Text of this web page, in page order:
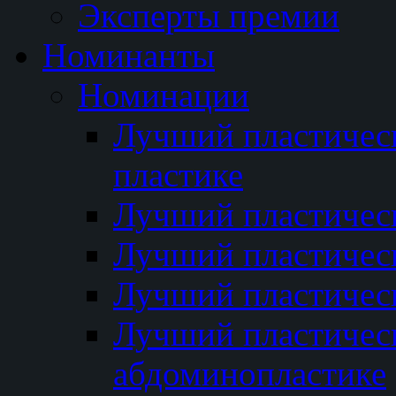
Эксперты премии
Номинанты
Номинации
Лучший
пластике
Лучший
Лучший
Лучший
Лучший
абдоминопластике